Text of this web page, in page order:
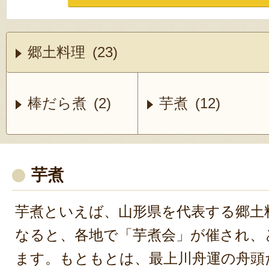
郷土料理 (23)
棒だら煮 (2) 芋煮 (12)
芋煮
芋煮といえば、山形県を代表する郷
なると、各地で「芋煮会」が催され
ます。もともとは、最上川舟運の舟